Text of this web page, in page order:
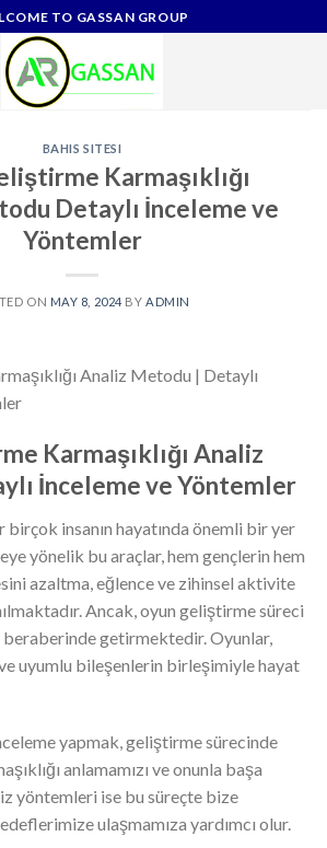
TO GASSAN GROUP
BAHIS SITESI
Karmaşıklığı
Detaylı İnceleme ve
Yöntemler
ON MAY 8, 2024 BY ADMIN
Analiz Metodu | Detaylı
Karmaşıklığı Analiz
İnceleme ve Yöntemler
birçok insanın hayatında önemli bir yer
yönelik bu araçlar, hem gençlerin hem
azaltma, eğlence ve zihinsel aktivite
Ancak, oyun geliştirme süreci
beraberinde getirmektedir. Oyunlar,
uyumlu bileşenlerin birleşimiyle hayat
yapmak, geliştirme sürecinde
anlamamızı ve onunla başa
yöntemleri ise bu süreçte bize
ulaşmamıza yardımcı olur.